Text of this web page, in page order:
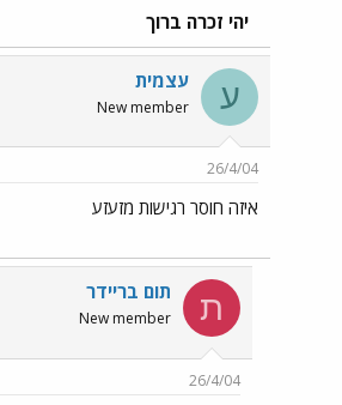
יהי זכרה ברוך
ע עצמית
New member
26/4/04
איזה חוסר רגישות מזעזע
ת תום בריידר
New member
26/4/04